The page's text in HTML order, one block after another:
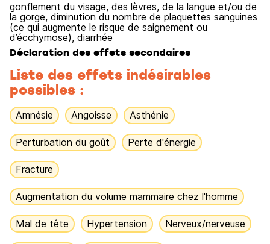
gonflement du visage, des lèvres, de la langue et/ou de
la gorge, diminution du nombre de plaquettes sanguines
(ce qui augmente le risque de saignement ou
d’écchymose), diarrhée
Déclaration des effets secondaires
Liste des effets indésirables
possibles :
Amnésie Angoisse Asthénie
Perturbation du goût Perte d'énergie
Fracture
Augmentation du volume mammaire chez l'homme
Mal de tête Hypertension Nerveux/nerveuse